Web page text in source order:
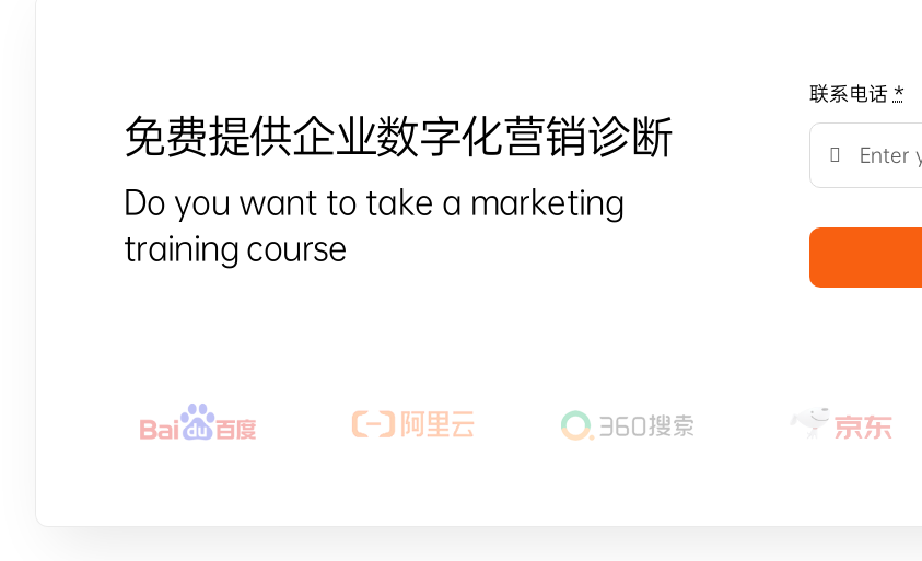
免费提供企业数字化营销诊断
Do you want to take a marketing
training course
联系电话*